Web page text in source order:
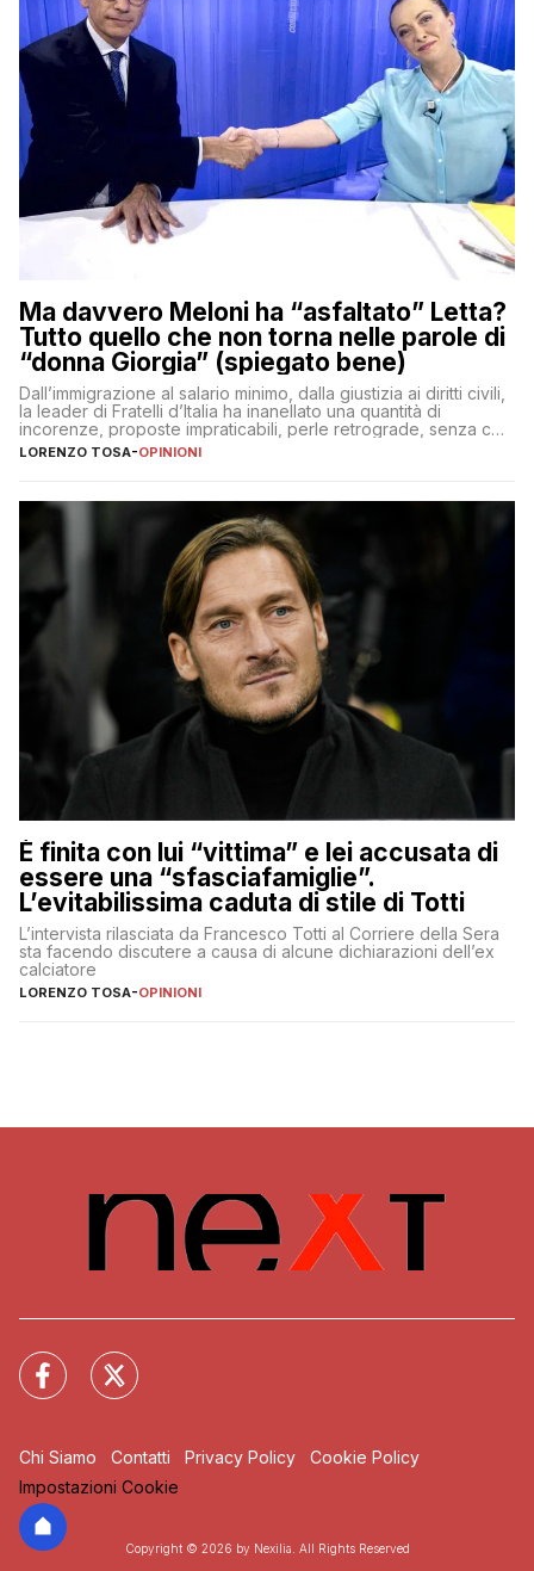
Ma davvero Meloni ha “asfaltato” Letta?
Tutto quello che non torna nelle parole di
“donna Giorgia” (spiegato bene)
Dall’immigrazione al salario minimo, dalla giustizia ai diritti civili,
la leader di Fratelli d’Italia ha inanellato una quantità di
incorenze, proposte impraticabili, perle retrograde, senza che
nessuno – a destra come a sinistra – glielo abbia fatto notare
LORENZO TOSA-OPINIONI
È finita con lui “vittima” e lei accusata di
essere una “sfasciafamiglie”.
L’evitabilissima caduta di stile di Totti
L’intervista rilasciata da Francesco Totti al Corriere della Sera
sta facendo discutere a causa di alcune dichiarazioni dell’ex
calciatore
LORENZO TOSA-OPINIONI
Chi Siamo Contatti Privacy Policy
Cookie Policy
Impostazioni Cookie
Copyright © 2026 by Nexilia. All Rights Reserved